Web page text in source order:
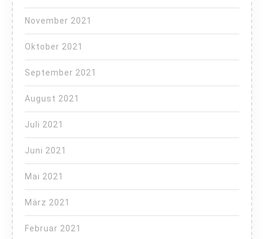
November 2021
Oktober 2021
September 2021
August 2021
Juli 2021
Juni 2021
Mai 2021
März 2021
Februar 2021